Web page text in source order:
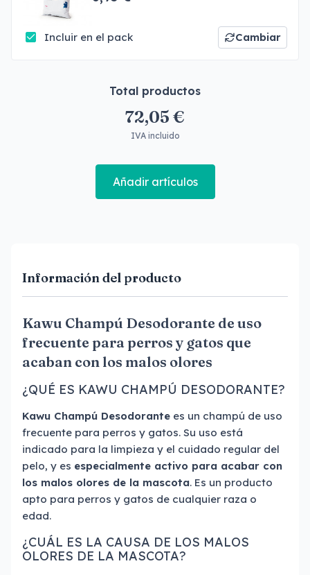
Incluir en el pack Cambiar
Total productos
72,05 €
IVA incluido
Añadir artículos
Información del producto
Kawu Champú Desodorante de uso
frecuente para perros y gatos que
acaban con los malos olores
¿QUÉ ES KAWU CHAMPÚ DESODORANTE?
Kawu Champú Desodorante es un champú de uso
frecuente para perros y gatos. Su uso está
indicado para la limpieza y el cuidado regular del
pelo, y es especialmente activo para acabar con
los malos olores de la mascota. Es un producto
apto para perros y gatos de cualquier raza o
edad.
¿CUÁL ES LA CAUSA DE LOS MALOS
OLORES DE LA MASCOTA?